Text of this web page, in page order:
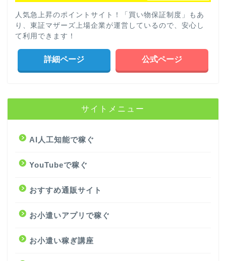
人気急上昇のポイントサイト！「買い物保証制度」もあ
り、東証マザーズ上場企業が運営しているので、安心し
て利用できます！
詳細ページ 公式ページ
サイトメニュー
AI人工知能で稼ぐ
YouTubeで稼ぐ
おすすめ通販サイト
お小遣いアプリで稼ぐ
お小遣い稼ぎ講座